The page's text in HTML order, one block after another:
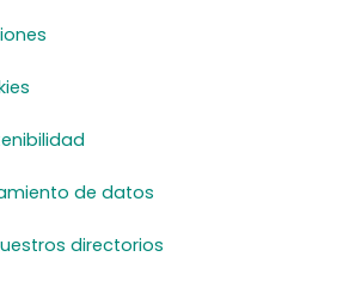
de datos
directorios